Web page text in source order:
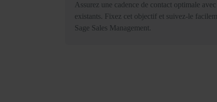
Assurez une cadence de contact optimale
existants. Fixez cet objectif et suivez-le
Sage Sales Management.